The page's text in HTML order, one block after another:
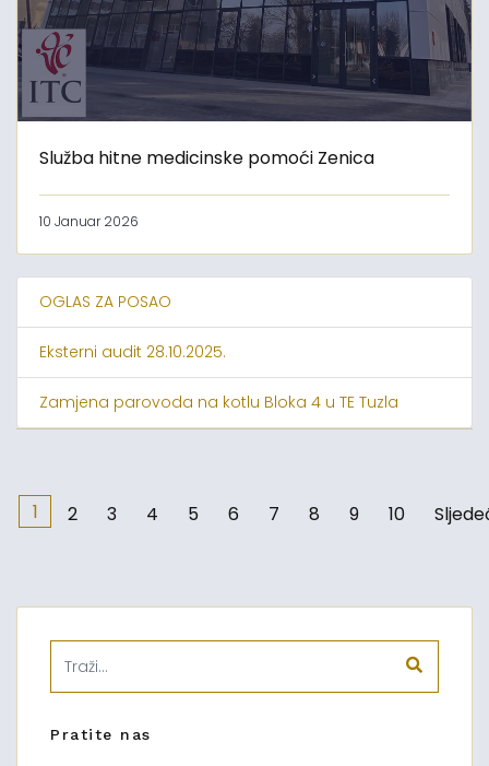
Služba hitne medicinske pomoći Zenica
10 Januar 2026
OGLAS ZA POSAO
Eksterni audit 28.10.2025.
Zamjena parovoda na kotlu Bloka 4 u TE Tuzla
1 2 3 4 5 6 7 8 9 10
Pratite nas